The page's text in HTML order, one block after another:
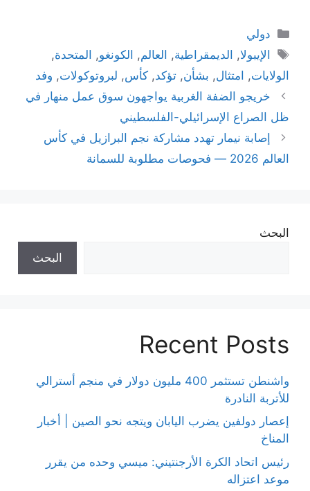
التصنيفات
دولي
الوسوم
الإيبولا, الديمقراطية, العالم, الكونغو, المتحدة,
الولايات, امتثال, بشأن, تؤكد, كأس, لبروتوكولات, وفد
خريجو الضفة الغربية يواجهون سوق عمل منهار في
ظل الصراع الإسرائيلي-الفلسطيني
إصابة نيمار تهدد مشاركة نجم البرازيل في كأس
العالم 2026 — فحوصات مطلوبة للسمانة
البحث
البحث
Recent Posts
واشنطن تستثمر 400 مليون دولار في منجم أسترالي
للأتربة النادرة
إعصار دولفين يضرب اليابان ويتجه نحو الصين | أخبار
المناخ
رئيس اتحاد الكرة الأرجنتيني: ميسي وحده من يقرر
موعد اعتزاله